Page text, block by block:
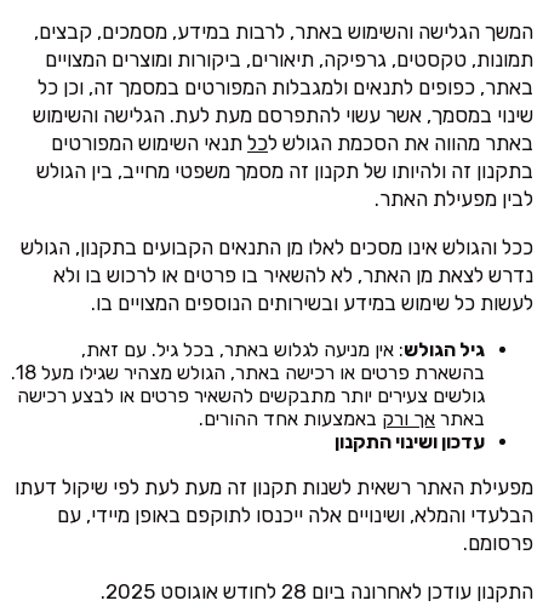
המשך הגלישה והשימוש באתר, לרבות במידע, מסמכים, קבצים,
תמונות, טקסטים, גרפיקה, תיאורים, ביקורות ומוצרים המצויים
באתר, כפופים לתנאים ולמגבלות המפורטים במסמך זה, וכן כל
שינוי במסמך, אשר עשוי להתפרסם מעת לעת. הגלישה והשימוש
באתר מהווה את הסכמת הגולש לכל תנאי השימוש המפורטים
בתקנון זה ולהיותו של תקנון זה מסמך משפטי מחייב, בין הגולש
לבין מפעילת האתר.
ככל והגולש אינו מסכים לאלו מן התנאים הקבועים בתקנון, הגולש
נדרש לצאת מן האתר, לא להשאיר בו פרטים או לרכוש בו ולא
לעשות כל שימוש במידע ובשירותים הנוספים המצויים בו.
גיל הגולש: אין מניעה לגלוש באתר, בכל גיל. עם זאת,
בהשארת פרטים או רכישה באתר, הגולש מצהיר שגילו מעל 18.
גולשים צעירים יותר מתבקשים להשאיר פרטים או לבצע רכישה
באתר אך ורק באמצעות אחד ההורים.
עדכון ושינוי התקנון
מפעילת האתר רשאית לשנות תקנון זה מעת לעת לפי שיקול דעתו
הבלעדי והמלא, ושינויים אלה ייכנסו לתוקפם באופן מיידי, עם
פרסומם.
התקנון עודכן לאחרונה ביום 28 לחודש אוגוסט 2025.